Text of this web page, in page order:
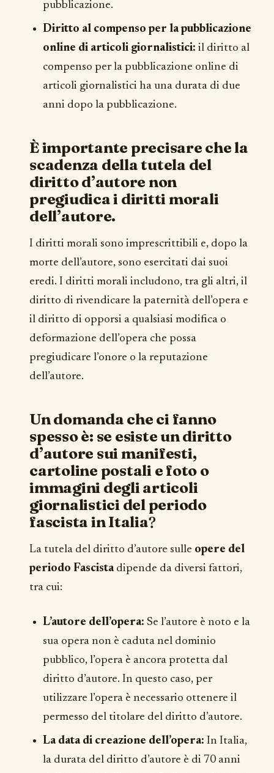
pubblicazione.
Diritto al compenso per la pubblicazione
online di articoli giornalistici: il diritto al
compenso per la pubblicazione online di
articoli giornalistici ha una durata di due
anni dopo la pubblicazione.
È importante precisare che la
scadenza della tutela del
diritto d’autore non
pregiudica i diritti morali
dell’autore.
I diritti morali sono imprescrittibili e, dopo la
morte dell’autore, sono esercitati dai suoi
eredi. I diritti morali includono, tra gli altri, il
diritto di rivendicare la paternità dell’opera e
il diritto di opporsi a qualsiasi modifica o
deformazione dell’opera che possa
pregiudicare l’onore o la reputazione
dell’autore.
Un domanda che ci fanno
spesso è: se esiste un diritto
d’autore sui manifesti,
cartoline postali e foto o
immagini degli articoli
giornalistici del periodo
fascista in Italia?
La tutela del diritto d’autore sulle opere del
periodo Fascistadipende da diversi fattori,
tra cui:
L’autore dell’opera: Se l’autore è noto e la
sua opera non è caduta nel dominio
pubblico, l’opera è ancora protetta dal
diritto d’autore. In questo caso, per
utilizzare l’opera è necessario ottenere il
permesso del titolare del diritto d’autore.
La data di creazione dell’opera: In Italia,
la durata del diritto d’autore è di 70 anni